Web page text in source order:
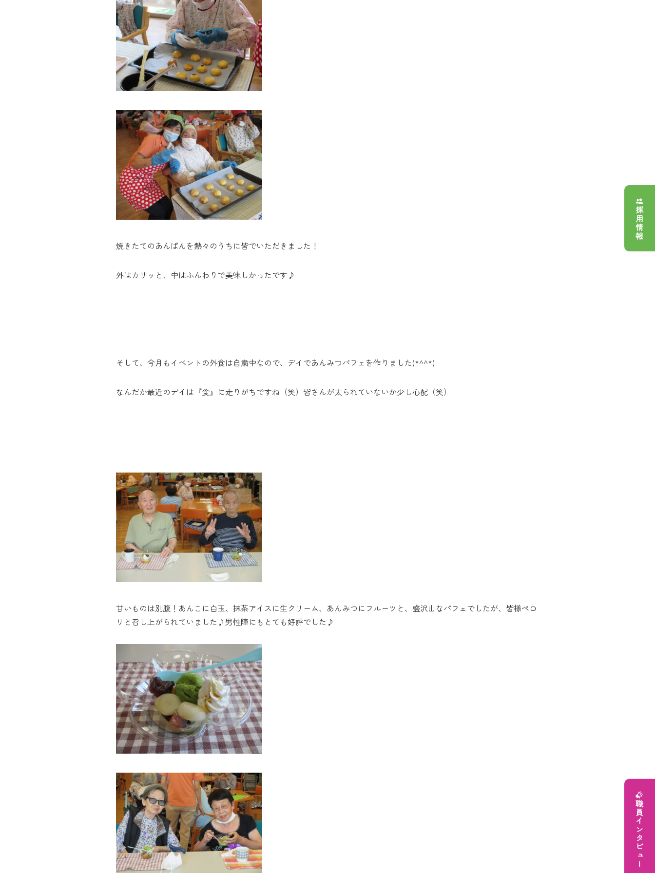
焼きたてのあんぱんを熱々のうちに皆でいただきました！
外はカリッと、中はふんわりで美味しかったです♪
そして、今月もイベントの外食は自粛中なので、デイであんみつパフェを作りました(*^^*)
なんだか最近のデイは『食』に走りがちですね（笑）皆さんが太られていないか少し心配（笑）
甘いものは別腹！あんこに白玉、抹茶アイスに生クリーム、あんみつにフルーツと、盛沢山なパフェでしたが、皆様ペロ
リと召し上がられていました♪男性陣にもとても好評でした♪
採用情報
職員インタビュー